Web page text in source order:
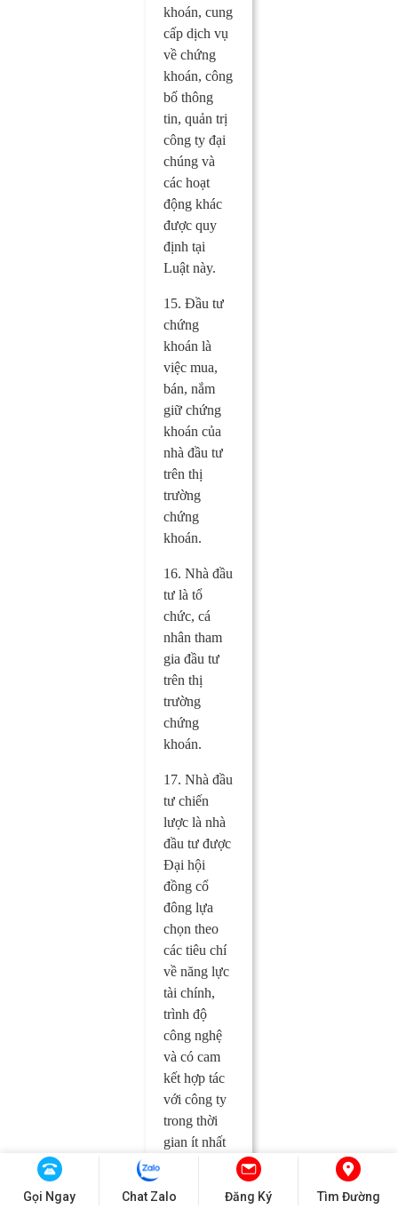
khoán, cung
cấp dịch vụ
về chứng
khoán, công
bố thông
tin, quản trị
công ty đại
chúng và
các hoạt
động khác
được quy
định tại
Luật này.
15. Đầu tư
chứng
khoán là
việc mua,
bán, nắm
giữ chứng
khoán của
nhà đầu tư
trên thị
trường
chứng
khoán.
16. Nhà đầu
tư là tổ
chức, cá
nhân tham
gia đầu tư
trên thị
trường
chứng
khoán.
17. Nhà đầu
tư chiến
lược là nhà
đầu tư được
Đại hội
đồng cổ
đông lựa
chọn theo
các tiêu chí
về năng lực
tài chính,
trình độ
công nghệ
và có cam
kết hợp tác
với công ty
trong thời
gian ít nhất
18. Cổ đông
Gọi Ngay Chat Zalo Đăng Ký Tìm Đường